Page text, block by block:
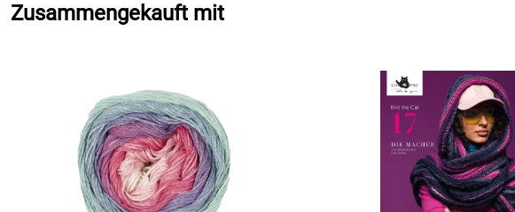
Zusammengekauft mit